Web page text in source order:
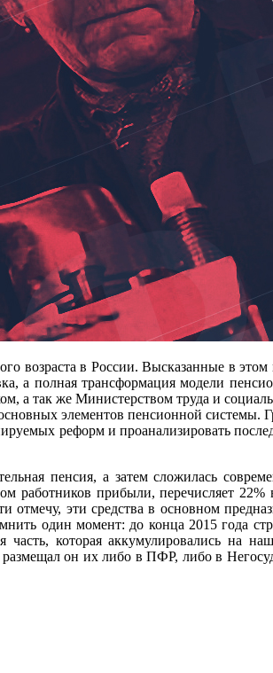
в России. Высказанные в этом
а полная трансформация модели
так же Министерством труда и
элементов пенсионной системы.
реформ и проанализировать
пенсия, а затем сложилась
работников прибыли, перечисляет
отмечу, эти средства в основном
один момент: до конца 2015 года
которая аккумулировались на
размещал он их либо в ПФР, либо в